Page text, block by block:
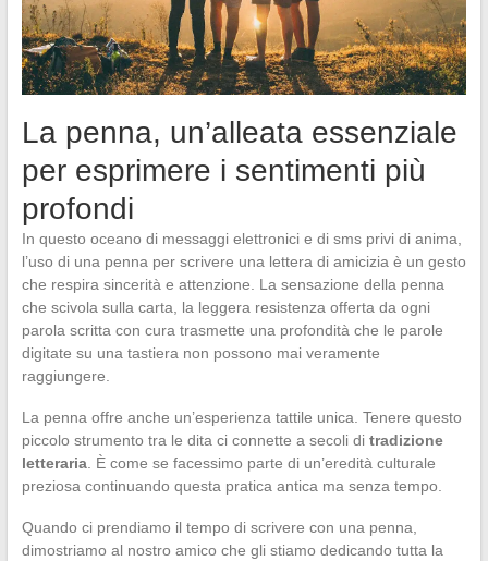
La penna, un’alleata essenziale
per esprimere i sentimenti più
profondi
In questo oceano di messaggi elettronici e di sms privi di anima,
l’uso di una penna per scrivere una lettera di amicizia è un gesto
che respira sincerità e attenzione. La sensazione della penna
che scivola sulla carta, la leggera resistenza offerta da ogni
parola scritta con cura trasmette una profondità che le parole
digitate su una tastiera non possono mai veramente
raggiungere.
La penna offre anche un’esperienza tattile unica. Tenere questo
piccolo strumento tra le dita ci connette a secoli di tradizione
letteraria. È come se facessimo parte di un’eredità culturale
preziosa continuando questa pratica antica ma senza tempo.
Quando ci prendiamo il tempo di scrivere con una penna,
dimostriamo al nostro amico che gli stiamo dedicando tutta la